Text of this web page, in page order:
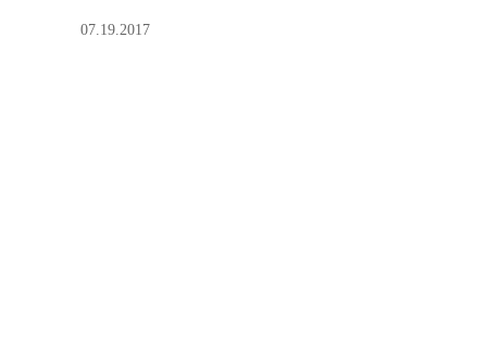
07.19.2017